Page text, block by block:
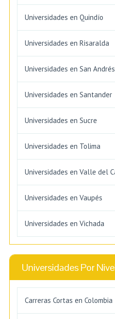
Universidades en Quindío
Universidades en Risaralda
Universidades en San
Universidades en Santander
Universidades en Sucre
Universidades en Tolima
Universidades en Valle del
Universidades en Vaupés
Universidades en Vichada
Universidades Por
Carreras Cortas en Colombia